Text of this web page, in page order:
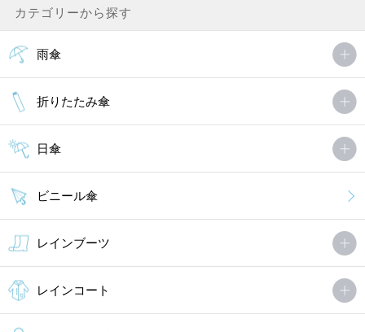
カテゴリーから探す
雨傘
折りたたみ傘
日傘
ビニール傘
レインブーツ
レインコート